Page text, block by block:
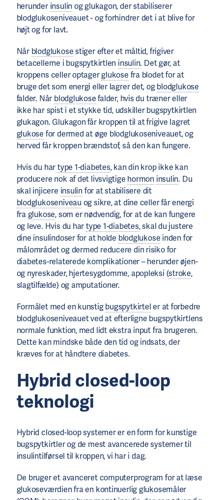
herunder insulinog glukagon, der stabiliserer
blodglukoseniveauet - og forhindrer det i at blive for
højt og for lavt.
Når blodglukosestiger efter et måltid, frigiver
betacellerne i bugspytkirtlen insulin. Det gør, at
kroppens celler optagerglukose fra blodet for at
bruge det som energi eller lagrer det, ogblodglukose
falder. Når blodglukosefalder, hvis du træner eller
ikke har spist i et stykke tid, udskiller bugspytkirtlen
glukagon. Glukagon får kroppen til at frigive lagret
glukose for dermed at øge blodglukoseniveauet, og
herved får kroppen brændstof, så den kan fungere.
Hvis du hartype 1-diabetes, kan din krop ikke kan
producere nok af det livsvigtige hormon insulin. Du
skal injicere insulinfor at stabilisere dit
blodglukoseniveau og sikre, at dine celler får energi
fraglukose, som er nødvendig, for at de kan fungere
og leve. Hvis du hartype 1-diabetes, skal du justere
dine insulindoser for at holde blodglukose inden for
målområdet og dermed reducere din risiko for
diabetes-relaterede komplikationer – herunder øjen-
og nyreskader, hjertesygdomme, apopleksi (stroke,
slagtilfælde) og amputationer.
Formålet med en kunstigbugspytkirteler at forbedre
blodglukoseniveauet ved at efterligne bugspytkirtlens
normale funktion, med lidt ekstra input fra brugeren.
Dette kan mindske både den tid og indsats, der
kræves for at håndtere diabetes.
Hybrid closed-loop
teknologi
Hybrid closed-loop systemer er en form for kunstige
bugspytkirtler og de mest avancerede systemer til
insulintilførsel til kroppen, vi har i dag.
De bruger et avanceret computerprogram for at læse
glukoseværdien fra en kontinuerlig glukosemåler